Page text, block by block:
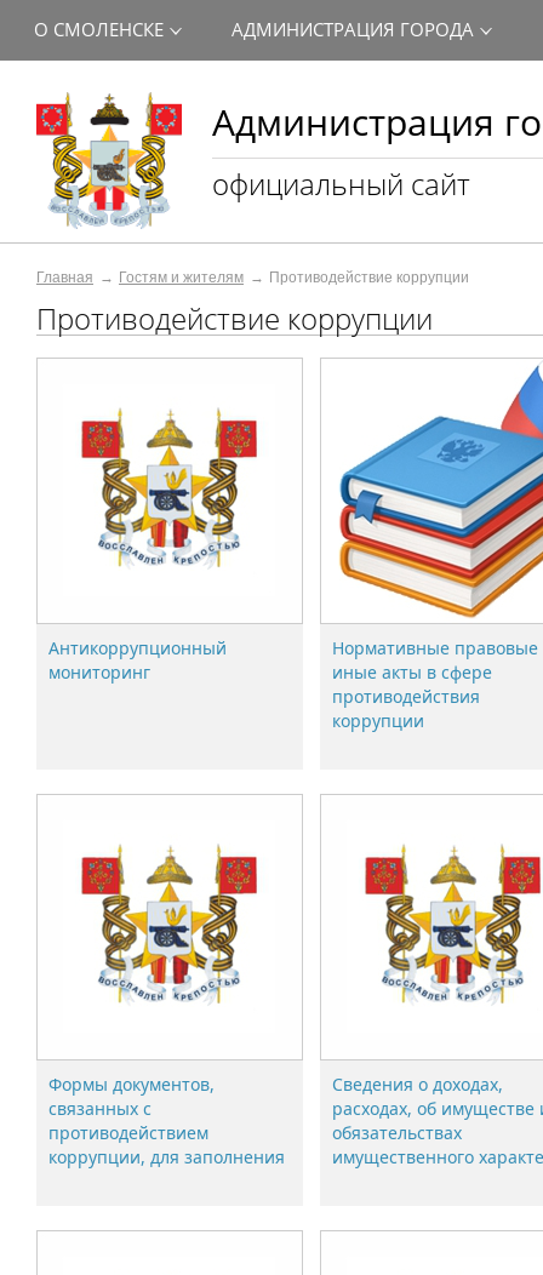
Администрация
официальный сайт
О СМОЛЕНСКЕ АДМИНИСТРАЦИЯ ГОРОДА
Главная Гостям и жителям Противодействие коррупции
Противодействие коррупции
Антикоррупционный
мониторинг
Нормативные правовые
иные акты в сфере
противодействия
коррупции
Формы документов,
связанных с
противодействием
коррупции, для заполнения
Сведения о доходах,
расходах, об имуществе
обязательствах
имущественного